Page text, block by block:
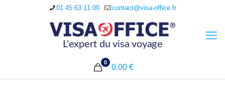
01 45 63 11 00 contact@visa-office.fr
0
0.00 €